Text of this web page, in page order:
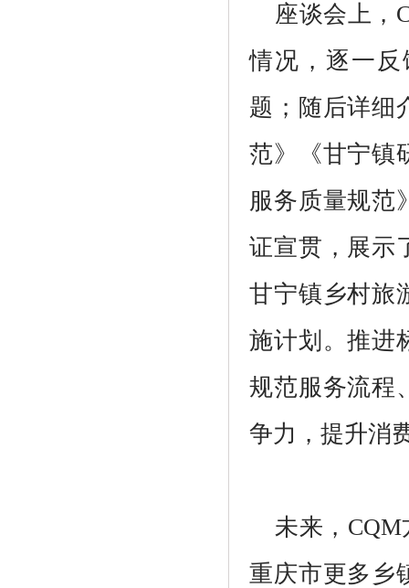
座谈会上，
情况，逐一
题；随后详细
范》《甘宁镇
服务质量规范
证宣贯，展示
甘宁镇乡村旅
施计划。推进
规范服务流程
争力，提升消
未来，
重庆市更多乡